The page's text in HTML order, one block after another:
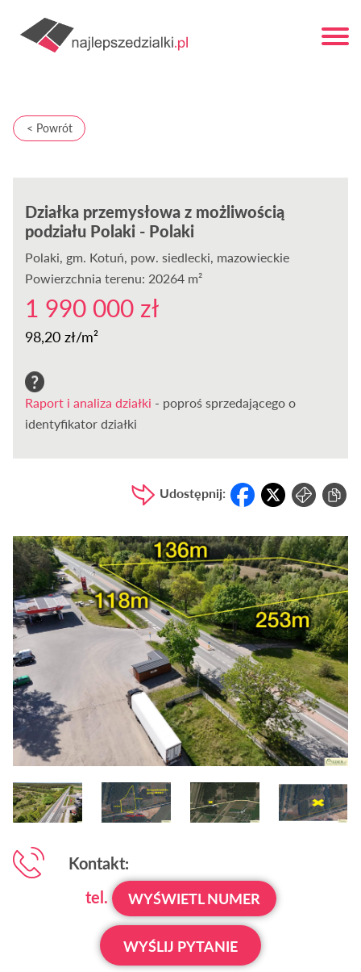
< Powrót
Działka przemysłowa z możliwością
podziału Polaki - Polaki
Polaki, gm. Kotuń, pow. siedlecki, mazowieckie
Powierzchnia terenu: 20264 m²
1 990 000 zł
98,20 zł/m²
Raport i analiza działki - poproś sprzedającego o
identyfikator działki
Udostępnij:
Kontakt:
tel.
WYŚWIETL NUMER
WYŚLIJ PYTANIE